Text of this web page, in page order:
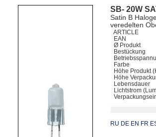
SB- 20W
Satin В
veredelten
ARTICLE
EAN
Ø Produkt
Bestückung
Farbe
Höhe Produkt
Höhe
Lebensdauer
Lichtstrom
RU DE EN FR